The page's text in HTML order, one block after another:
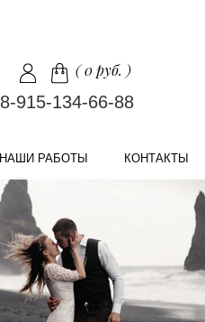
(0 руб. )
8-915-134-66-88
НАШИ РАБОТЫ КОНТАКТЫ